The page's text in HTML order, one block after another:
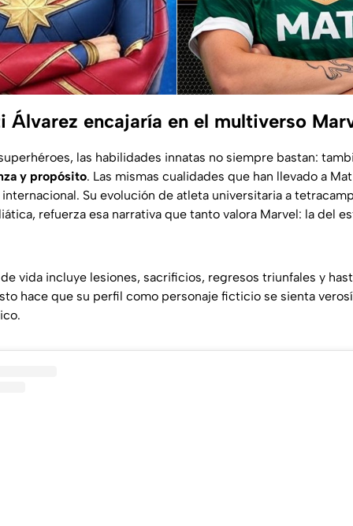
Álvarez encajaría en el multiverso
las habilidades innatas no siempre bastan:
y propósito. Las mismas cualidades que han llevado a
Su evolución de atleta universitaria a
refuerza esa narrativa que tanto valora Marvel: la del
vida incluye lesiones, sacrificios, regresos triunfales y
hace que su perfil como personaje ficticio se sienta